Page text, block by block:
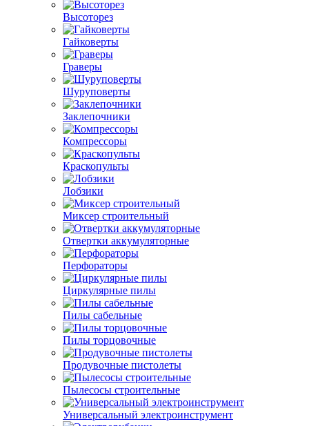
Высоторез
Гайковерты
Граверы
Шуруповерты
Заклепочники
Компрессоры
Краскопульты
Лобзики
Миксер строительный
Отвертки аккумуляторные
Перфораторы
Циркулярные пилы
Пилы сабельные
Пилы торцовочные
Продувочные пистолеты
Пылесосы строительные
Универсальный электроинструмент